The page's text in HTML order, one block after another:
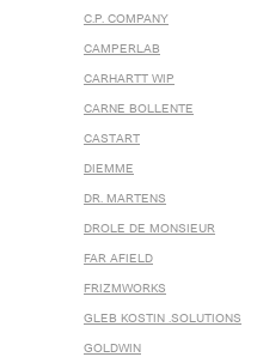
C.P. COMPANY
CAMPERLAB
CARHARTT WIP
CARNE BOLLENTE
CASTART
DIEMME
DR. MARTENS
DROLE DE MONSIEUR
FAR AFIELD
FRIZMWORKS
GLEB KOSTIN .SOLUTIONS
GOLDWIN